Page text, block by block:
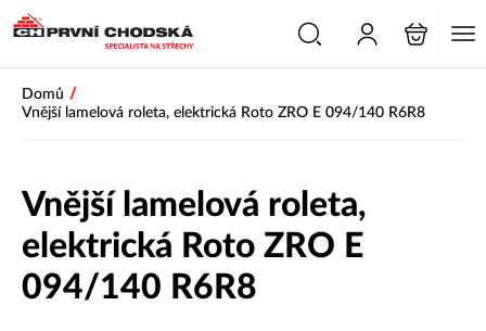
Domů /
Vnější lamelová roleta, elektrická Roto ZRO E 094/140 R6R8
Vnější lamelová roleta,
elektrická Roto ZRO E
094/140 R6R8